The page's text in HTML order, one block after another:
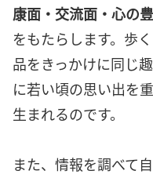
康面・交流面・心の
をもたらします。歩
品をきっかけに同じ
に若い頃の思い出を
生まれるのです。
また、情報を調べて